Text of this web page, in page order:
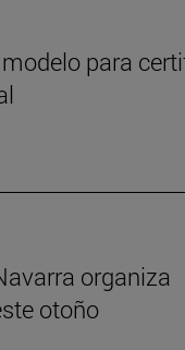
para
organiza
otoño